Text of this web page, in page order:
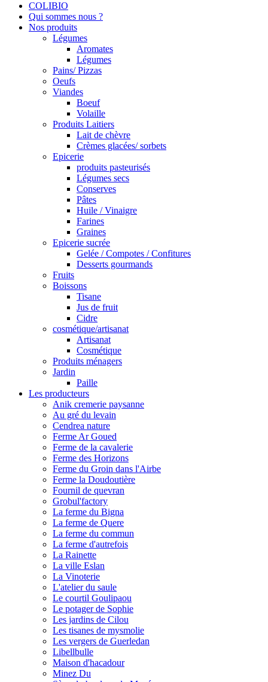
COLIBIO
Qui sommes nous ?
Nos produits
Légumes
Aromates
Légumes
Pains/ Pizzas
Oeufs
Viandes
Boeuf
Volaille
Produits Laitiers
Lait de chèvre
Crèmes glacées/ sorbets
Epicerie
produits pasteurisés
Légumes secs
Conserves
Pâtes
Huile / Vinaigre
Farines
Graines
Epicerie sucrée
Gelée / Compotes / Confitures
Desserts gourmands
Fruits
Boissons
Tisane
Jus de fruit
Cidre
cosmétique/artisanat
Artisanat
Cosmétique
Produits ménagers
Jardin
Paille
Les producteurs
Anik cremerie paysanne
Au gré du levain
Cendrea nature
Ferme Ar Goued
Ferme de la cavalerie
Ferme des Horizons
Ferme du Groin dans l'Airbe
Ferme la Doudoutière
Fournil de quevran
Grobul'factory
La ferme du Bigna
La ferme de Quere
La ferme du commun
La ferme d'autrefois
La Rainette
La ville Eslan
La Vinoterie
L'atelier du saule
Le courtil Goulipaou
Le potager de Sophie
Les jardins de Cilou
Les tisanes de mysmolie
Les vergers de Guerledan
Libellbulle
Maison d'hacadour
Minez Du